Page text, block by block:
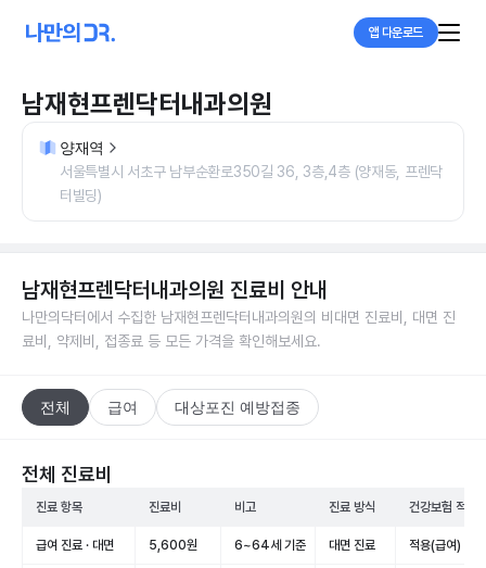
앱 다운로드
남재현프렌닥터내과의원
양재역
서울특별시 서초구 남부순환로350길 36, 3층,4층 (양재동, 프렌닥
터빌딩)
남재현프렌닥터내과의원 진료비 안내
나만의닥터에서 수집한 남재현프렌닥터내과의원의 비대면 진료비, 대면 진
료비, 약제비, 접종료 등 모든 가격을 확인해보세요.
전체 급여 대상포진 예방접종
전체 진료비
진료 항목 진료비 비고 진료 방식 건강보험 적용
급여 진료 · 대면 5,600원 6~64세 기준 대면 진료 적용(급여)